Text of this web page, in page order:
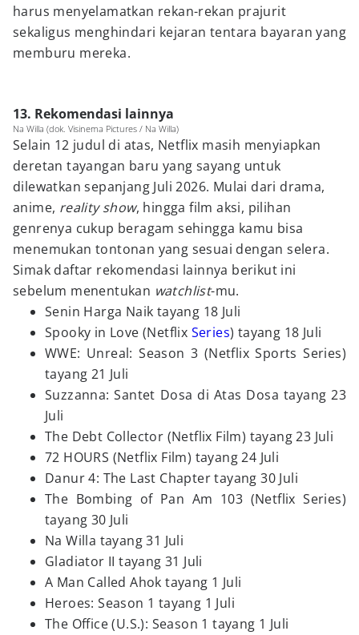
harus menyelamatkan rekan-rekan prajurit
sekaligus menghindari kejaran tentara bayaran yang
memburu mereka.
13. Rekomendasi lainnya
Na Willa (dok. Visinema Pictures / Na Willa)
Selain 12 judul di atas, Netflix masih menyiapkan
deretan tayangan baru yang sayang untuk
dilewatkan sepanjang Juli 2026. Mulai dari drama,
anime, reality show, hingga film aksi, pilihan
genrenya cukup beragam sehingga kamu bisa
menemukan tontonan yang sesuai dengan selera.
Simak daftar rekomendasi lainnya berikut ini
sebelum menentukan watchlist-mu.
Senin Harga Naik tayang 18 Juli
Spooky in Love (Netflix Series) tayang 18 Juli
WWE: Unreal: Season 3 (Netflix Sports Series)
tayang 21 Juli
Suzzanna: Santet Dosa di Atas Dosa tayang 23
Juli
The Debt Collector (Netflix Film) tayang 23 Juli
72 HOURS (Netflix Film) tayang 24 Juli
Danur 4: The Last Chapter tayang 30 Juli
The Bombing of Pan Am 103 (Netflix Series)
tayang 30 Juli
Na Willa tayang 31 Juli
Gladiator II tayang 31 Juli
A Man Called Ahok tayang 1 Juli
Heroes: Season 1 tayang 1 Juli
The Office (U.S.): Season 1 tayang 1 Juli